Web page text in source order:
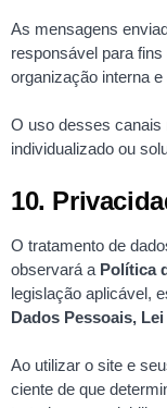
As mensagens
responsável para
organização interna
O uso desses canais
individualizado ou
10.
O tratamento de
observará a Política
legislação aplicável,
Dados Pessoais, Lei
Ao utilizar o site e
ciente de que